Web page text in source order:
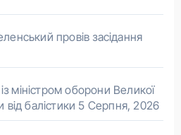
провів засідання
міністром оборони Великої
від балістики 5 Серпня, 2026